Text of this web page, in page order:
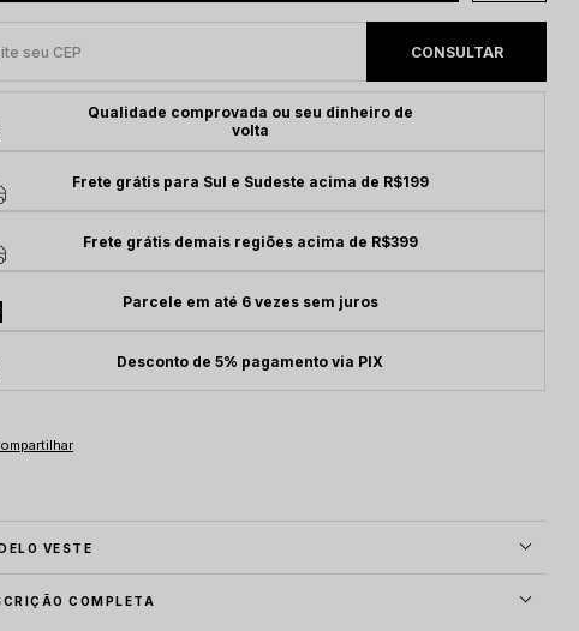
Qualidade comprovada ou seu dinheiro de
volta
Frete grátis para Sul e Sudeste acima de R$199
Frete grátis demais regiões acima de R$399
Parcele em até 6 vezes sem juros
Desconto de 5% pagamento via PIX
VESTE
COMPLETA